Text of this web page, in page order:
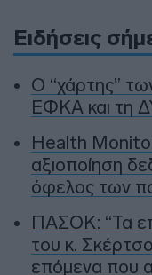
Ειδήσεις
Ο “χάρτης”
ΕΦΚΑ και τη
Health
αξιοποίηση
όφελος των
ΠΑΣΟΚ: “Τα
του κ.
επόμενα που